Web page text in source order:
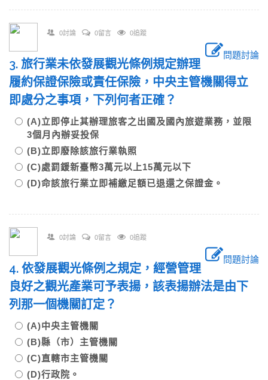
0討論 0留言 0追蹤
問題討論
3. 旅行業未依發展觀光條例規定辦理
履約保證保險或責任保險，中央主管機關得立
即處分之事項，下列何者正確？
(A)立即停止其辦理旅客之出國及國內旅遊業務，並限
3個月內辦妥投保
(B)立即廢除該旅行業執照
(C)處罰鍰新臺幣3萬元以上15萬元以下
(D)命該旅行業立即補繳足額已退還之保證金。
0討論 0留言 0追蹤
問題討論
4. 依發展觀光條例之規定，經營管理
良好之觀光產業可予表揚，該表揚辦法是由下
列那一個機關訂定？
(A)中央主管機關
(B)縣（市）主管機關
(C)直轄市主管機關
(D)行政院。